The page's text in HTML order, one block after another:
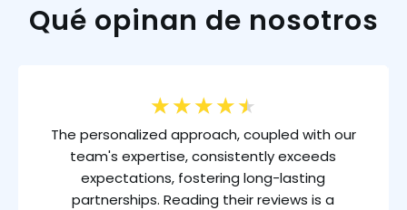
Qué opinan de nosotros
★ ★ ★ ★ ★
The personalized approach, coupled with our
team's expertise, consistently exceeds
expectations, fostering long-lasting
partnerships. Reading their reviews is a